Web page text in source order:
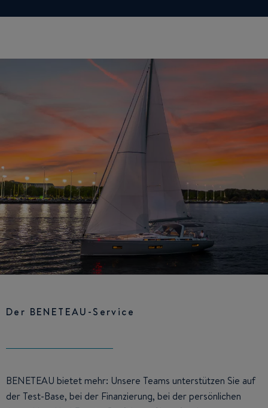
Der BENETEAU-Service
BENETEAU bietet mehr: Unsere Teams unterstützen Sie auf
der Test-Base, bei der Finanzierung, bei der persönlichen